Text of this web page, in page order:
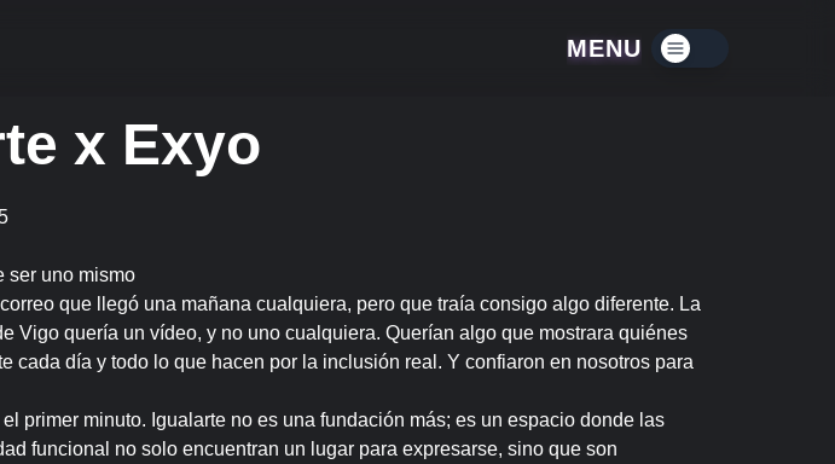
MENU
Menú contraído
x Exyo
ser uno mismo
que llegó una mañana cualquiera, pero que traía consigo algo diferente. La
Vigo quería un vídeo, y no uno cualquiera. Querían algo que mostrara quiénes
cada día y todo lo que hacen por la inclusión real. Y confiaron en nosotros para
primer minuto. Igualarte no es una fundación más; es un espacio donde las
funcional no solo encuentran un lugar para expresarse, sino que son